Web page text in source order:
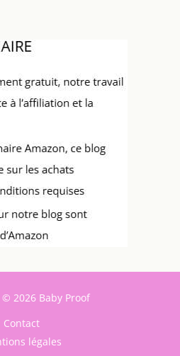
2026 Baby Proof
Contact
légales